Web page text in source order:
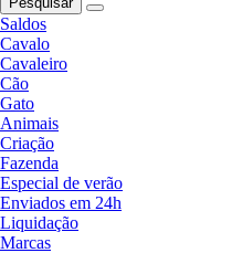
Saldos
Cavalo
Cavaleiro
Cão
Gato
Animais
Criação
Fazenda
Especial de verão
Enviados em 24h
Liquidação
Marcas